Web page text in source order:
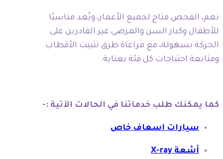
نعم، الفحص متاح لجميع الأعمار، ويُعد مناسبًا
للأطفال وكبار السن والمرضى غير القادرين على
الحركة بسهولة، مع مراعاة طرق تثبيت الأقطاب
ومتابعة احتياجات كل فئة بعناية.
كما يمكنك طلب خدماتنا في الحالات الآتية :-
سيارات اسعاف خاص
أشعة X-ray